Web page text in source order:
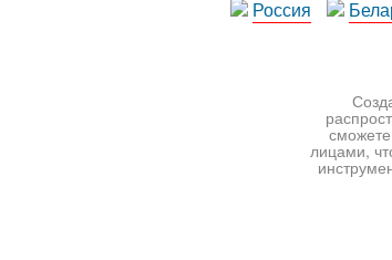
Россия
лицами,